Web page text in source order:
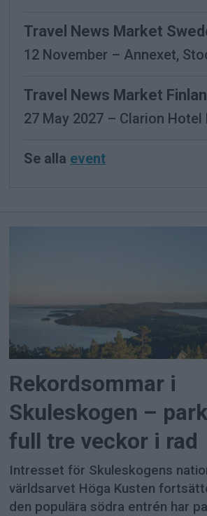
Travel News Market
12 November – Annexet,
Travel News Market
27 May 2027 – Clarion Hotel
Se alla event
Rekordsommar i
Skuleskogen –
full tre veckor i rad
Intresset för Skuleskogens
världsarvet Höga Kusten
den populära södra entrén har